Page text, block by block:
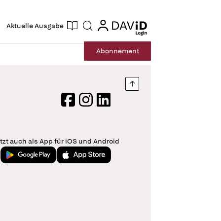
Aktuelle Ausgabe Suche login
login
Abonnement
Nach oben springen
FacebookInstagram
LinkedIn
auch als App für iOS und Android
Jetzt bei Google PlayLaden im App Store